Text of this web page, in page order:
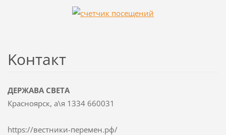
Koнтакт
ДЕРЖАВА СВЕТА
Красноярск, а\я 1334 660031
https://вестники-перемен.рф/